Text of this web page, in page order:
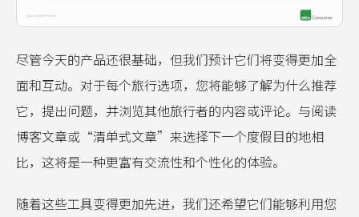
尽管今天的产品还很基础，但我们预计它们将变得更加全
面和互动。对于每个旅行选项，您将能够了解为什么推荐
它，提出问题，并浏览其他旅行者的内容或评论。与阅读
博客文章或“清单式文章”来选择下一个度假目的地相
比，这将是一种更富有交流性和个性化的体验。
随着这些工具变得更加先进，我们还希望它们能够利用您